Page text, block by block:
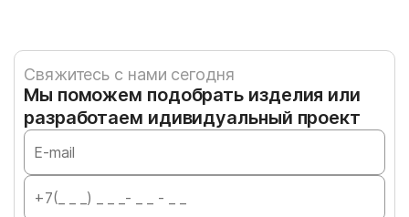
Свяжитесь с нами сегодня
Мы поможем подобрать изделия или
разработаем идивидуальный проект